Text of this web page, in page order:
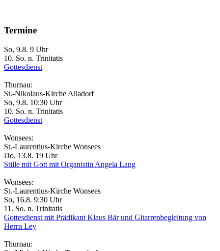
Termine
So, 9.8. 9 Uhr
10. So. n. Trinitatis
Gottesdienst
Thurnau:
St.-Nikolaus-Kirche Alladorf
So, 9.8. 10:30 Uhr
10. So. n. Trinitatis
Gottesdienst
Wonsees:
St.-Laurentius-Kirche Wonsees
Do, 13.8. 19 Uhr
Stille mit Gott mit Organistin Angela Lang
Wonsees:
St.-Laurentius-Kirche Wonsees
So, 16.8. 9:30 Uhr
11. So. n. Trinitatis
Gottesdienst mit Prädikant Klaus Bär und Gitarrenbegleitung von
Herrn Ley
Thurnau: